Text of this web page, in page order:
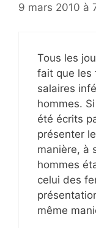
9 mars 2010 à
Tous les
fait que les
salaires
hommes.
été écrits
présenter
manière, à
hommes
celui des
même